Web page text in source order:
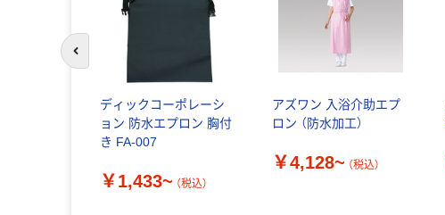
ディックコーポレーシ
ョン 防水エプロン 胸付
き FA-007
￥1,433~ （税込）
アズワン 入浴介助エプ
ロン （防水加工）
￥4,128~ （税込）
前のスライドへ